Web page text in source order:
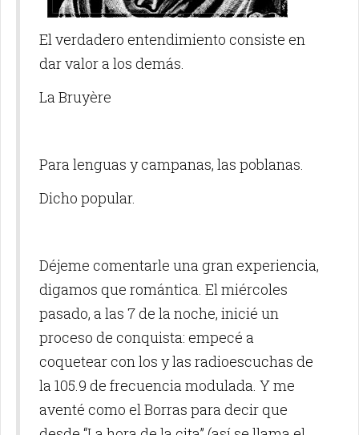
El verdadero entendimiento consiste en
dar valor a los demás.
La Bruyère
Para lenguas y campanas, las poblanas.
Dicho popular.
Déjeme comentarle una gran experiencia,
digamos que romántica. El miércoles
pasado, a las 7 de la noche, inicié un
proceso de conquista: empecé a
coquetear con los y las radioescuchas de
la 105.9 de frecuencia modulada. Y me
aventé como el Borras para decir que